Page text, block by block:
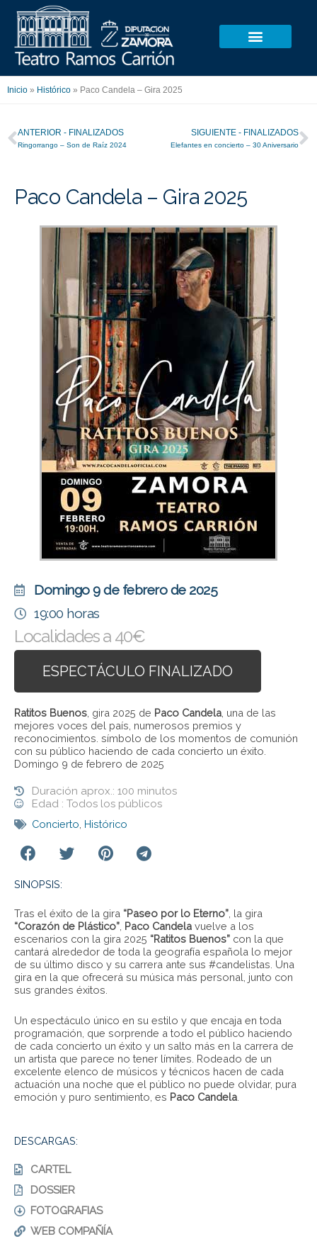
contenido
Inicio » Histórico » Paco Candela – Gira 2025
Ant
ANTERIOR - FINALIZADOS
Ringorrango – Son de Raíz 2024
SIGUIENTE - FINALIZADOS
Elefantes en concierto – 30 Aniversario
Paco Candela – Gira 2025
Domingo 9 de febrero de 2025
19:00 horas
Localidades a 40€
ESPECTÁCULO FINALIZADO
Ratitos Buenos , gira 2025 de Paco Candela , una de las
mejores voces del país, numerosos premios y
reconocimientos. símbolo de los momentos de comunión
con su público haciendo de cada concierto un éxito.
Domingo 9 de febrero de 2025
Duración aprox.: 100 minutos
Edad : Todos los públicos
Concierto Histórico
SINOPSIS:
Tras el éxito de la gira “Paseo por lo Eterno” , la gira
“Corazón de Plástico” Paco Candela vuelve a los
escenarios con la gira 2025 “Ratitos Buenos” con la que
cantará alrededor de toda la geografía española lo mejor
de su último disco y su carrera ante sus #candelistas. Una
gira en la que ofrecerá su música más personal, junto con
sus grandes éxitos.
Un espectáculo único en su estilo y que encaja en toda
programación, que sorprende a todo el público haciendo
de cada concierto un éxito y un salto más en la carrera de
un artista que parece no tener límites. Rodeado de un
excelente elenco de músicos y técnicos hacen de cada
actuación una noche que el público no puede olvidar, pura
emoción y puro sentimiento, es Paco Candela.
DESCARGAS:
CARTEL
DOSSIER
FOTOGRAFIAS
WEB COMPAÑÍA